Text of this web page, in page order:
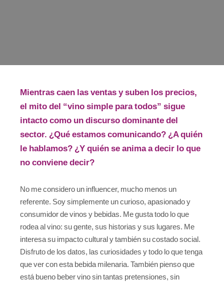
Mientras caen las ventas y suben los precios,
el mito del “vino simple para todos” sigue
intacto como un discurso dominante del
sector. ¿Qué estamos comunicando? ¿A quién
le hablamos? ¿Y quién se anima a decir lo que
no conviene decir?
No me considero un influencer, mucho menos un
referente. Soy simplemente un curioso, apasionado y
consumidor de vinos y bebidas. Me gusta todo lo que
rodea al vino: su gente, sus historias y sus lugares. Me
interesa su impacto cultural y también su costado social.
Disfruto de los datos, las curiosidades y todo lo que tenga
que ver con esta bebida milenaria. También pienso que
está bueno beber vino sin tantas pretensiones, sin